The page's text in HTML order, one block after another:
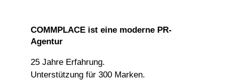
COMMPLACE ist eine moderne PR-
Agentur
25 Jahre Erfahrung.
Unterstützung für 300 Marken.